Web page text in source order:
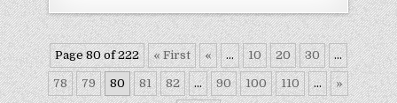
Page 80 of 222 « First « ... 10 20 30 ...
78 79 80 81 82 ... 90 100 110 ... »